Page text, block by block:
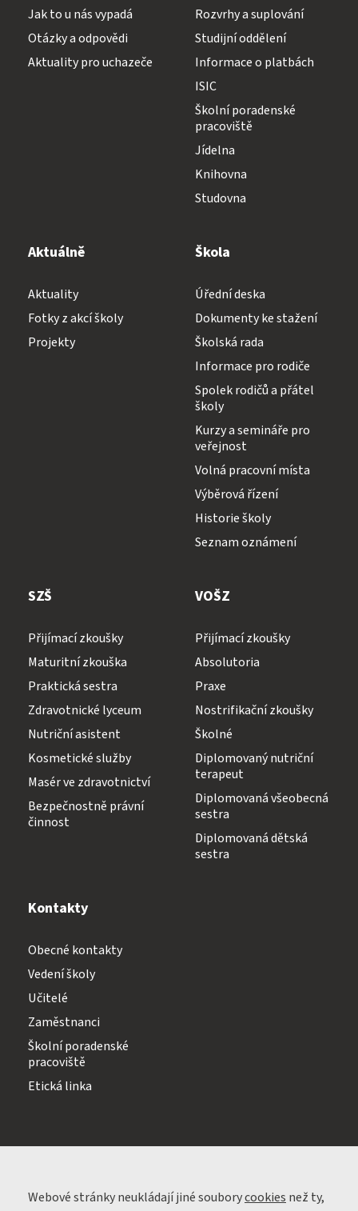
Jak to u nás vypadá
Otázky a odpovědi
Aktuality pro uchazeče
Rozvrhy a suplování
Studijní oddělení
Informace o platbách
ISIC
Školní poradenské
pracoviště
Jídelna
Knihovna
Studovna
Aktuálně
Aktuality
Fotky z akcí školy
Projekty
Škola
Úřední deska
Dokumenty ke stažení
Školská rada
Informace pro rodiče
Spolek rodičů a přátel
školy
Kurzy a semináře pro
veřejnost
Volná pracovní místa
Výběrová řízení
Historie školy
Seznam oznámení
SZŠ
Přijímací zkoušky
Maturitní zkouška
Praktická sestra
Zdravotnické lyceum
Nutriční asistent
Kosmetické služby
Masér ve zdravotnictví
Bezpečnostně právní
činnost
VOŠZ
Přijímací zkoušky
Absolutoria
Praxe
Nostrifikační zkoušky
Školné
Diplomovaný nutriční
terapeut
Diplomovaná všeobecná
sestra
Diplomovaná dětská
sestra
Kontakty
Obecné kontakty
Vedení školy
Učitelé
Zaměstnanci
Školní poradenské
pracoviště
Etická linka
Webové stránky neukládají jiné souborycookies než ty,